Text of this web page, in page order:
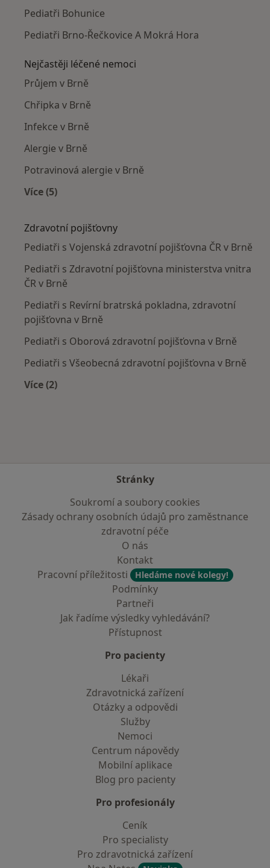
Pediatři Bohunice
Pediatři Brno-Řečkovice A Mokrá Hora
Nejčastěji léčené nemoci
Průjem v Brně
Chřipka v Brně
Infekce v Brně
Alergie v Brně
Potravinová alergie v Brně
Více (5)
Zdravotní pojišťovny
Pediatři s Vojenská zdravotní pojišťovna ČR v Brně
Pediatři s Zdravotní pojišťovna ministerstva vnitra
ČR v Brně
Pediatři s Revírní bratrská pokladna, zdravotní
pojišťovna v Brně
Pediatři s Oborová zdravotní pojišťovna v Brně
Pediatři s Všeobecná zdravotní pojišťovna v Brně
Více (2)
Stránky
Soukromí a soubory cookies
Zásady ochrany osobních údajů pro zaměstnance
zdravotní péče
O nás
Kontakt
Pracovní příležitosti
Hledáme nové kolegy!
Podmínky
Partneři
Jak řadíme výsledky vyhledávání?
Přístupnost
Pro pacienty
Lékaři
Zdravotnická zařízení
Otázky a odpovědi
Služby
Nemoci
Centrum nápovědy
Mobilní aplikace
Blog pro pacienty
Pro profesionály
Ceník
Pro specialisty
Pro zdravotnická zařízení